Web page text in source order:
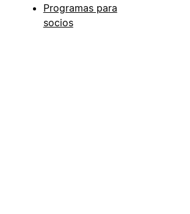
Programas para
socios